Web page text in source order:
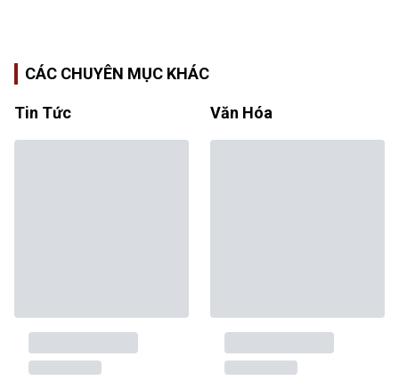
CÁC CHUYÊN MỤC KHÁC
Tin Tức Văn Hóa